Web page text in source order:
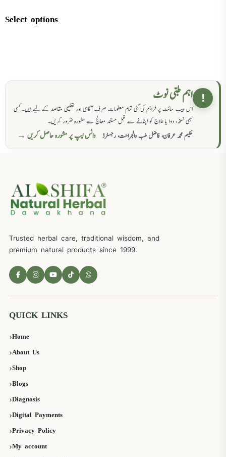
Select options
! اہم طبی نوٹ
اس ویب سائٹ پر فراہم کی گئی تمام معلومات صرف آگاہی اور تعلیمی مقاصد کے لیے ہیں۔ کسی
بھی نسخہ، دوا یا علاج کو اپنانے سے قبل مستند معالج سے مشورہ ضرور کریں۔
حکیم محمد عرفان، فاضل طب والجراحت، رجسٹرڈ
واٹس ایپ پر مشورہ حاصل کریں →
Trusted herbal care, traditional wisdom, and
premium natural products since 1999.
QUICK LINKS
Home
About Us
Shop
Blogs
Diagnosis
Digital Payments
Privacy Policy
My account